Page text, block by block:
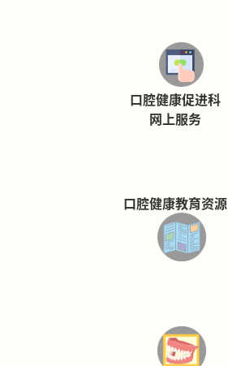
口腔健康促进科
网上服务
口腔健康教育资源